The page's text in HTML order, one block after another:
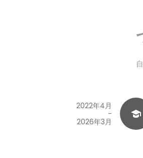
2022年4月
-
2026年3月